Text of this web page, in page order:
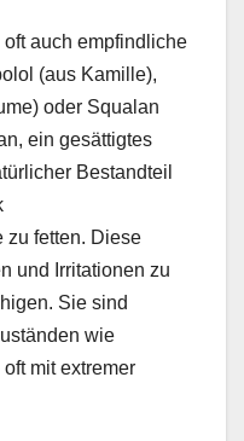
oft auch empfindliche
(aus Kamille),
oder Squalan
ein gesättigtes
Bestandteil
zu fetten. Diese
und Irritationen zu
Sie sind
wie
mit extremer